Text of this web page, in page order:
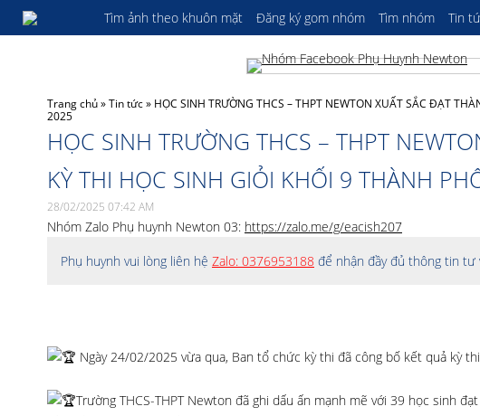
Tìm ảnh theo khuôn mặt Đăng ký gom nhóm Tìm nhóm Tin
Trang chủ»Tin tức» HỌC SINH TRƯỜNG THCS – THPT NEWTON XUẤT SẮC ĐẠT
2025
HỌC SINH TRƯỜNG THCS – THPT
KỲ THI HỌC SINH GIỎI KHỐI 9 THÀNH
28/02/2025 07:42 AM
Nhóm Zalo Phụ huynh Newton 03: https://zalo.me/g/eacish207
Phụ huynh vui lòng liên hệ Zalo: 0376953188 để nhận đầy đủ thông tin
Ngày 24/02/2025 vừa qua, Ban tổ chức kỳ thi đã công bố kết quả kỳ
Trường THCS-THPT Newton đã ghi dấu ấn mạnh mẽ với 39 học sinh